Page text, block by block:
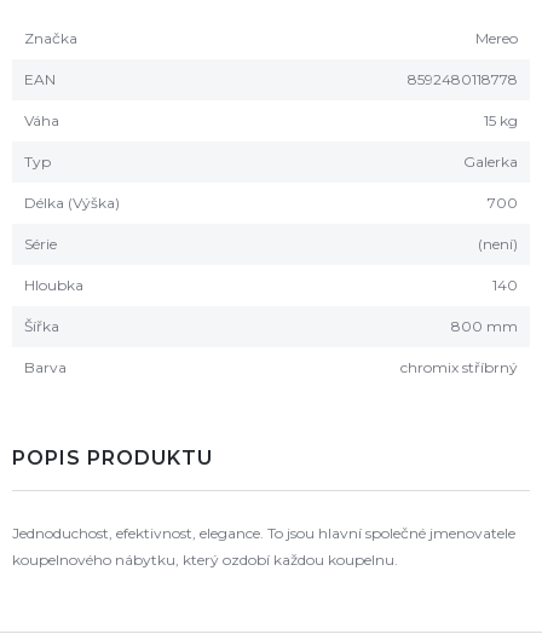
Značka Mereo
EAN 8592480118778
Váha 15 kg
Typ Galerka
Délka (Výška) 700
Série (není)
Hloubka 140
Šířka 800 mm
Barva chromix stříbrný
POPIS PRODUKTU
Jednoduchost, efektivnost, elegance. To jsou hlavní společné jmenovatele
koupelnového nábytku, který ozdobí každou koupelnu.